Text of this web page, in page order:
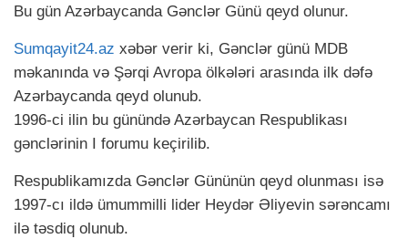
Bu gün Azərbaycanda Gənclər Günü qeyd olunur.
Sumqayit24.az xəbər verir ki, Gənclər günü MDB
məkanında və Şərqi Avropa ölkələri arasında ilk dəfə
Azərbaycanda qeyd olunub.
1996-ci ilin bu günündə Azərbaycan Respublikası
gənclərinin I forumu keçirilib.
Respublikamızda Gənclər Gününün qeyd olunması isə
1997-cı ildə ümummilli lider Heydər Əliyevin sərəncamı
ilə təsdiq olunub.